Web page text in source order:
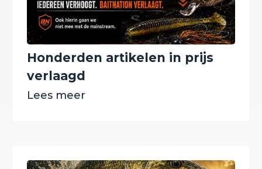
Honderden artikelen in prijs
verlaagd
Lees meer